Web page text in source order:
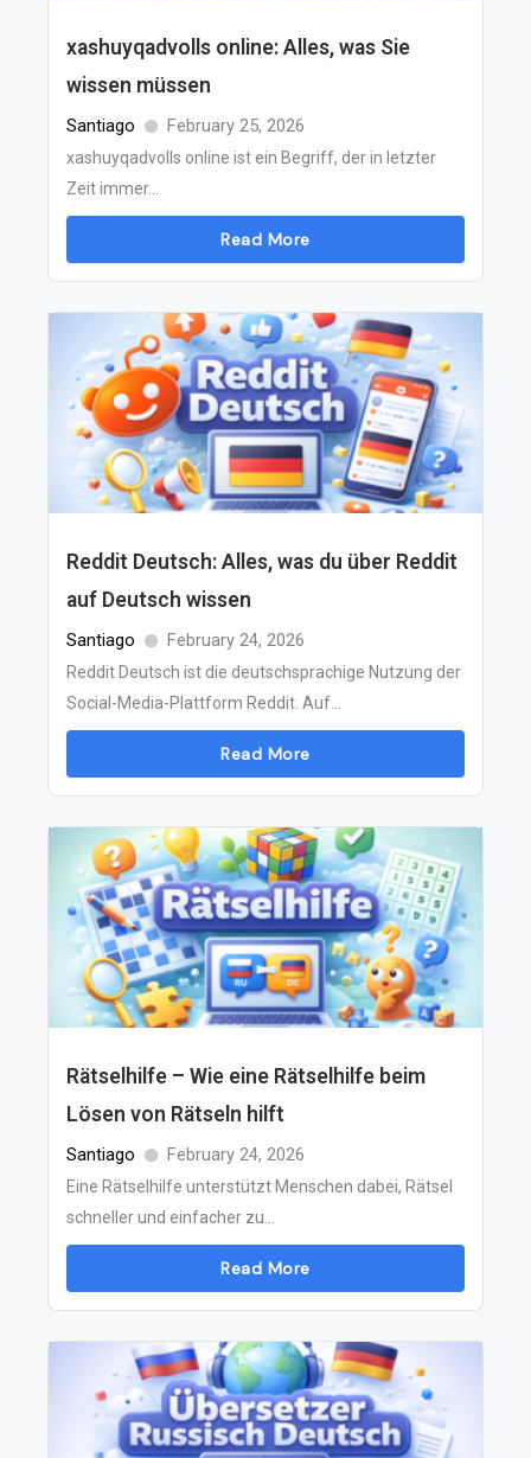
xashuyqadvolls online: Alles, was Sie
wissen müssen
Santiago February 25, 2026
xashuyqadvolls online ist ein Begriff, der in letzter
Zeit immer...
Read More
Reddit Deutsch: Alles, was du über Reddit
auf Deutsch wissen
Santiago February 24, 2026
Reddit Deutsch ist die deutschsprachige Nutzung der
Social-Media-Plattform Reddit. Auf...
Read More
Rätselhilfe – Wie eine Rätselhilfe beim
Lösen von Rätseln hilft
Santiago February 24, 2026
Eine Rätselhilfe unterstützt Menschen dabei, Rätsel
schneller und einfacher zu...
Read More